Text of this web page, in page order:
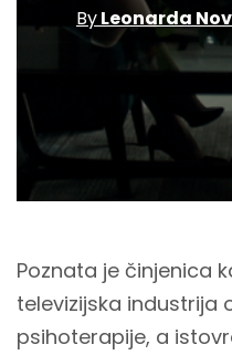
ByLeonarda
Poznata je činjenica
televizijska industrija
psihoterapije, a